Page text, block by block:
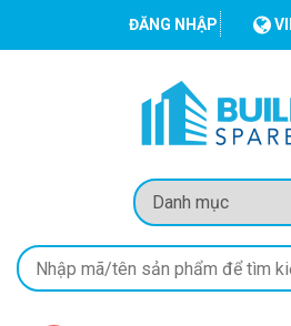
ĐĂNG NHẬP